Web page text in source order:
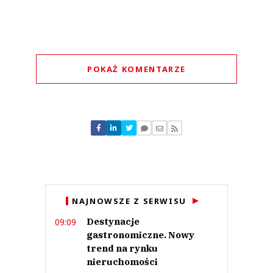
POKAŻ KOMENTARZE
Nie znaleziono komentarzy
Zostaw swoje komentarze
NAJNOWSZE Z SERWISU
09:09
Destynacje
gastronomiczne. Nowy
trend na rynku
nieruchomości